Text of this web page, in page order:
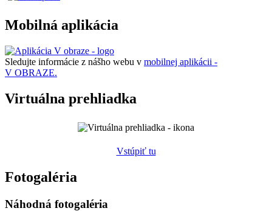
Mobilná aplikácia
Sledujte informácie z nášho webu v mobilnej aplikácii -
V OBRAZE.
Virtuálna prehliadka
Vstúpiť tu
Fotogaléria
Náhodná fotogaléria